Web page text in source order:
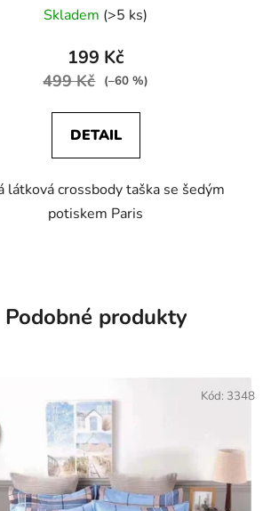
Skladem (>5 ks)
199 Kč
499 Kč (–60 %)
DETAIL
látková crossbody taška se šedým
potiskem Paris
Podobné produkty
Kód: 3348